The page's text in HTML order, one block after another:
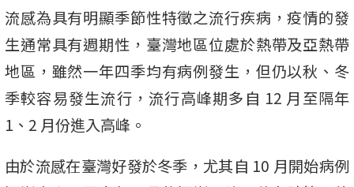
流感為具有明顯季節性特徵之流行疾病，疫情的發
生通常具有週期性，臺灣地區位處於熱帶及亞熱帶
地區，雖然一年四季均有病例發生，但仍以秋、冬
季較容易發生流行，流行高峰期多自 12 月至隔年
1、2 月份進入高峰。
由於流感在臺灣好發於冬季，尤其自 10 月開始病例